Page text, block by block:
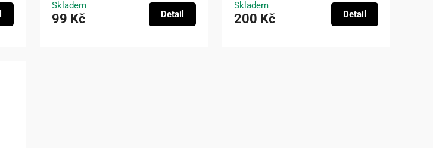
Skladem
99 Kč Detail
Skladem
200 Kč Detail